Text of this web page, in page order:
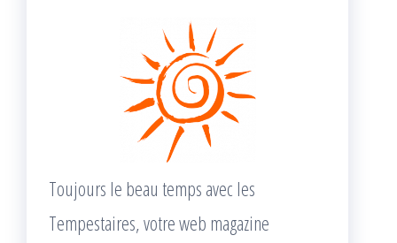
Toujours le beau temps avec les
Tempestaires, votre web magazine